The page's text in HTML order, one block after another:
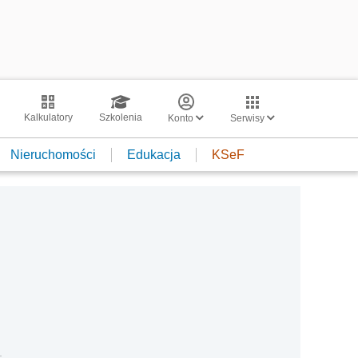
Kalkulatory Szkolenia Konto Serwisy
Nieruchomości Edukacja KSeF